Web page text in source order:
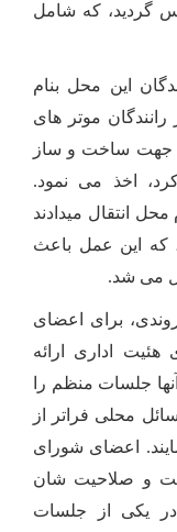
گردید، که شامل
این محل بنام
جبراً از رانندگان موتر های
جهت ساخت و ساز
اخذ می نمود.
انتقال میدادند
که این عمل باعث
می شد.
برای اعضای
هئیت اداری ارا ئه
جلسات منظم را
ئل محلی فراتر از
اعضای شورای
و صلاحیت شان
در یکی از جلسات